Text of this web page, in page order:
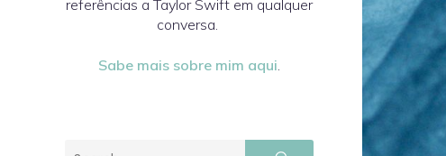
referências a Taylor Swift em qualquer
conversa.
Sabe mais sobre mim aqui.